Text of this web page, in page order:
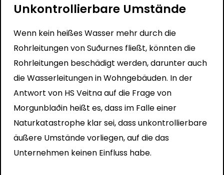
Unkontrollierbare Umstände
Wenn kein heißes Wasser mehr durch die
Rohrleitungen von Suðurnes fließt, könnten die
Rohrleitungen beschädigt werden, darunter auch
die Wasserleitungen in Wohngebäuden. In der
Antwort von HS Veitna auf die Frage von
Morgunblaðin heißt es, dass im Falle einer
Naturkatastrophe klar sei, dass unkontrollierbare
äußere Umstände vorliegen, auf die das
Unternehmen keinen Einfluss habe.